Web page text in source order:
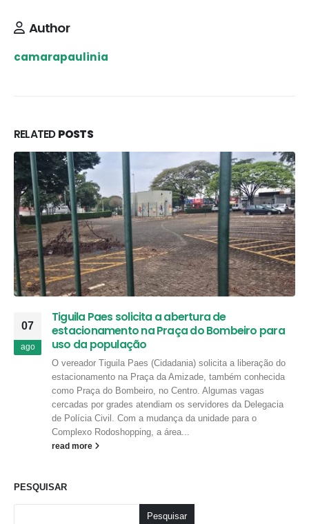
Author
camarapaulinia
RELATEDPOSTS
07
ago
Tiguila Paes solicita a abertura de
estacionamento na Praça do Bombeiro para
uso da população
O vereador Tiguila Paes (Cidadania) solicita a liberação do
estacionamento na Praça da Amizade, também conhecida
como Praça do Bombeiro, no Centro. Algumas vagas
cercadas por grades atendiam os servidores da Delegacia
de Polícia Civil. Com a mudança da unidade para o
Complexo Rodoshopping, a área...
read more
PESQUISAR
Pesquisar